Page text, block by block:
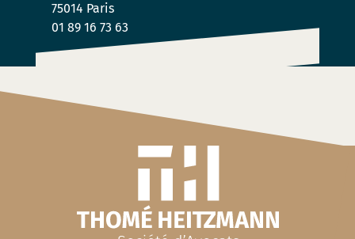
75014 Paris
01 89 16 73 63